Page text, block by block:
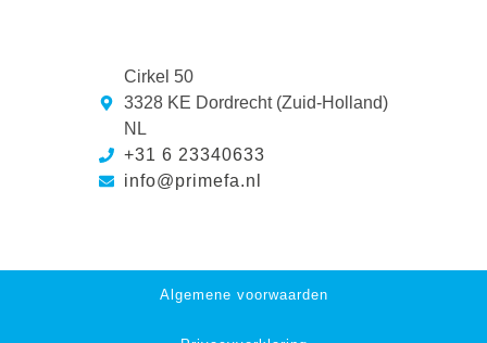
Cirkel 50
3328 KE Dordrecht (Zuid-Holland)
NL
+31 6 23340633
info@primefa.nl
Algemene voorwaarden